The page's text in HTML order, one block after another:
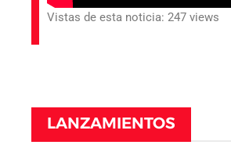
Vistas de esta noticia: 247 views
LANZAMIENTOS